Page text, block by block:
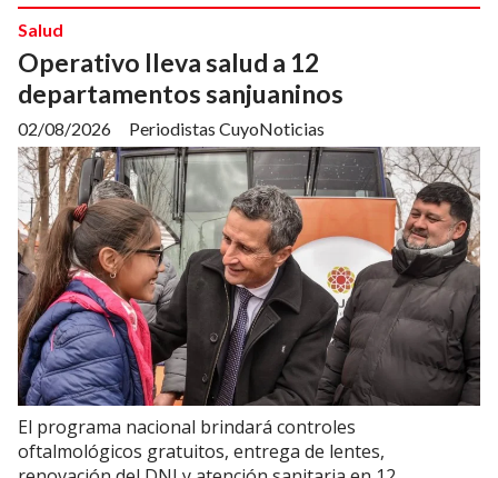
Operativo lleva salud a 12
departamentos sanjuaninos
Periodistas CuyoNoticias
Salud
02/08/2026
El programa nacional brindará controles
oftalmológicos gratuitos, entrega de lentes,